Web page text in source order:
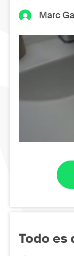
Marc
Todo es